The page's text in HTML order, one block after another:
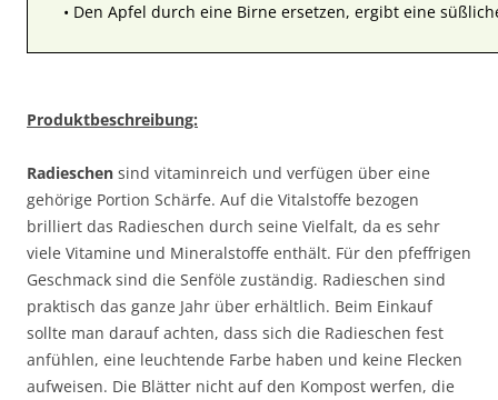
• Den Apfel durch eine Birne ersetzen, ergibt eine
Produktbeschreibung:
Radieschen sind vitaminreich und verfügen über eine
gehörige Portion Schärfe. Auf die Vitalstoffe bezogen
brilliert das Radieschen durch seine Vielfalt, da es sehr
viele Vitamine und Mineralstoffe enthält. Für den pfeffrigen
Geschmack sind die Senföle zuständig. Radieschen sind
praktisch das ganze Jahr über erhältlich. Beim Einkauf
sollte man darauf achten, dass sich die Radieschen fest
anfühlen, eine leuchtende Farbe haben und keine Flecken
aufweisen. Die Blätter nicht auf den Kompost werfen, die